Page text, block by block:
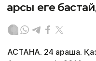
қарсы еге
АСТАНА. 24 қараша.